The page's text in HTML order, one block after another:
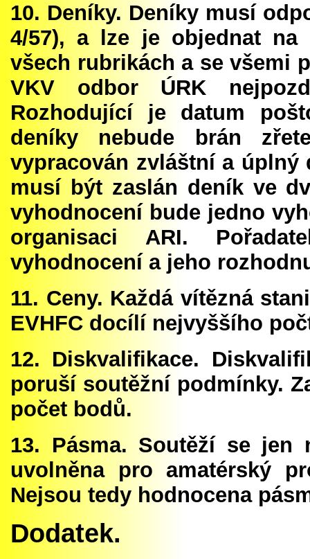
10. Deníky. Deníky musí
4/57), a lze je objednat na
všech rubrikách a se všemi
VKV odbor ÚRK
Rozhodující je datum
deníky nebude brán
vypracován zvláštní a úplný
musí být zaslán deník ve
vyhodnocení bude jedno
organisaci ARI.
vyhodnocení a jeho
11. Ceny. Každá vítězná
EVHFC docílí nejvyššího
12. Diskvalifikace.
poruší soutěžní podmínky.
počet bodů.
13. Pásma. Soutěží se jen
uvolněna pro amatérský
Nejsou tedy hodnocena
Dodatek.